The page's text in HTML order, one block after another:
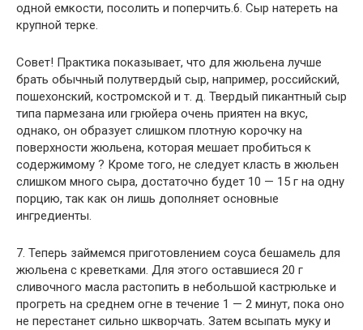
одной емкости, посолить и поперчить.6. Сыр натереть на
крупной терке.
Совет! Практика показывает, что для жюльена лучше
брать обычный полутвердый сыр, например, российский,
пошехонский, костромской и т. д. Твердый пикантный сыр
типа пармезана или грюйера очень приятен на вкус,
однако, он образует слишком плотную корочку на
поверхности жюльена, которая мешает пробиться к
содержимому ? Кроме того, не следует класть в жюльен
слишком много сыра, достаточно будет 10 — 15 г на одну
порцию, так как он лишь дополняет основные
ингредиенты.
7. Теперь займемся приготовлением соуса бешамель для
жюльена с креветками. Для этого оставшиеся 20 г
сливочного масла растопить в небольшой кастрюльке и
прогреть на среднем огне в течение 1 — 2 минут, пока оно
не перестанет сильно шкворчать. Затем всыпать муку и